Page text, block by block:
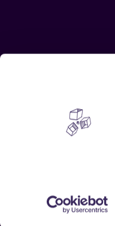
Home
Vrijwilligers